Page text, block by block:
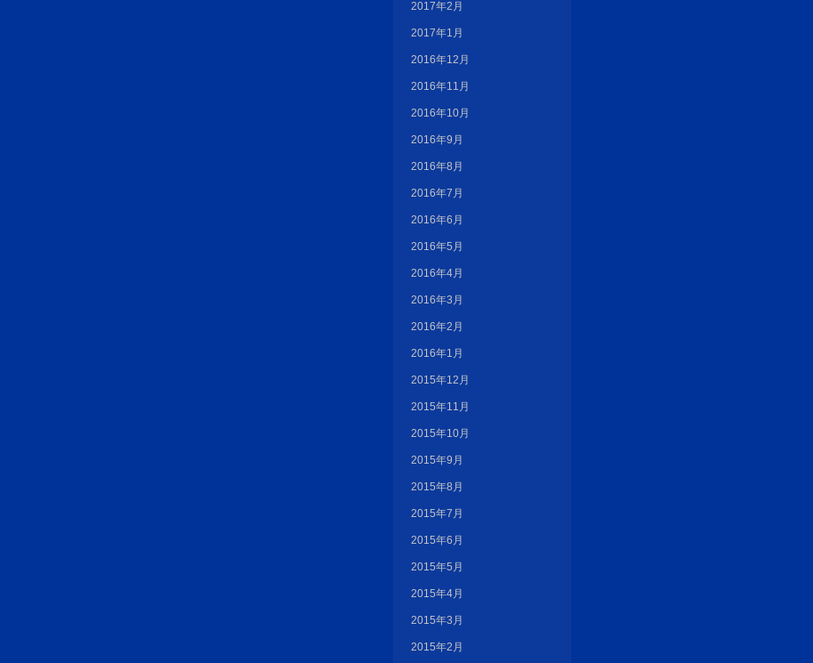
2017年2月
2017年1月
2016年12月
2016年11月
2016年10月
2016年9月
2016年8月
2016年7月
2016年6月
2016年5月
2016年4月
2016年3月
2016年2月
2016年1月
2015年12月
2015年11月
2015年10月
2015年9月
2015年8月
2015年7月
2015年6月
2015年5月
2015年4月
2015年3月
2015年2月